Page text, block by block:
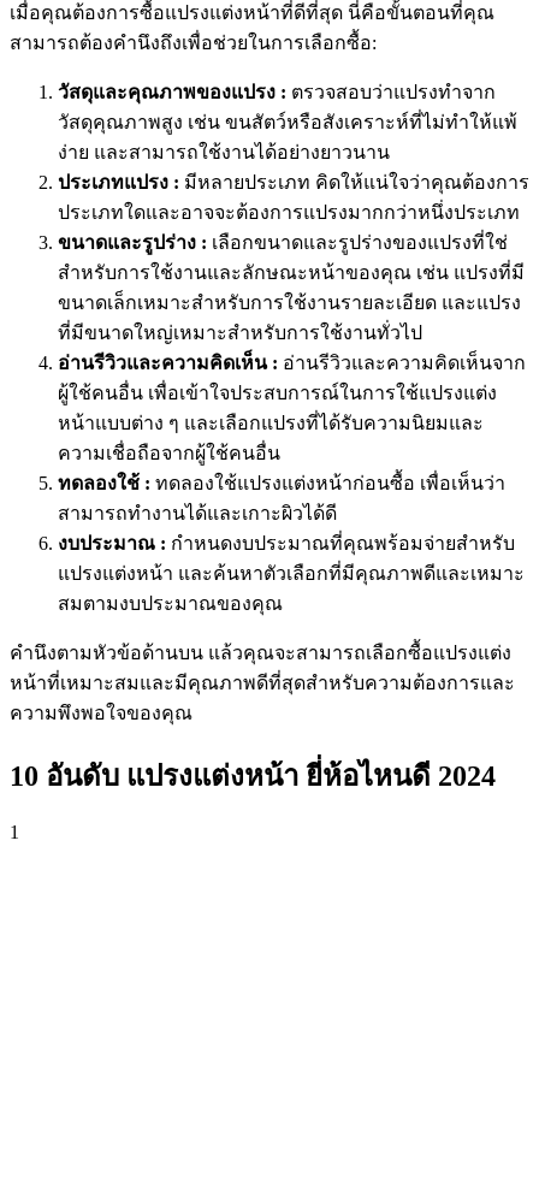
เมื่อคุณต้องการซื้อแปรงแต่งหน้าที่ดีที่สุด นี่คือขั้นตอนที่คุณ
สามารถต้องคำนึงถึงเพื่อช่วยในการเลือกซื้อ:
วัสดุและคุณภาพของแปรง : ตรวจสอบว่าแปรงทำจาก
วัสดุคุณภาพสูง เช่น ขนสัตว์หรือสังเคราะห์ที่ไม่ทำให้แพ้
ง่าย และสามารถใช้งานได้อย่างยาวนาน
ประเภทแปรง : มีหลายประเภท คิดให้แน่ใจว่าคุณต้องการ
ประเภทใดและอาจจะต้องการแปรงมากกว่าหนึ่งประเภท
ขนาดและรูปร่าง : เลือกขนาดและรูปร่างของแปรงที่ใช่
สำหรับการใช้งานและลักษณะหน้าของคุณ เช่น แปรงที่มี
ขนาดเล็กเหมาะสำหรับการใช้งานรายละเอียด และแปรง
ที่มีขนาดใหญ่เหมาะสำหรับการใช้งานทั่วไป
อ่านรีวิวและความคิดเห็น : อ่านรีวิวและความคิดเห็นจาก
ผู้ใช้คนอื่น เพื่อเข้าใจประสบการณ์ในการใช้แปรงแต่ง
หน้าแบบต่าง ๆ และเลือกแปรงที่ได้รับความนิยมและ
ความเชื่อถือจากผู้ใช้คนอื่น
ทดลองใช้ : ทดลองใช้แปรงแต่งหน้าก่อนซื้อ เพื่อเห็นว่า
สามารถทำงานได้และเกาะผิวได้ดี
งบประมาณ : กำหนดงบประมาณที่คุณพร้อมจ่ายสำหรับ
แปรงแต่งหน้า และค้นหาตัวเลือกที่มีคุณภาพดีและเหมาะ
สมตามงบประมาณของคุณ
คำนึงตามหัวข้อด้านบน แล้วคุณจะสามารถเลือกซื้อแปรงแต่ง
หน้าที่เหมาะสมและมีคุณภาพดีที่สุดสำหรับความต้องการและ
ความพึงพอใจของคุณ
10 อันดับ แปรงแต่งหน้า ยี่ห้อไหนดี 2024
1